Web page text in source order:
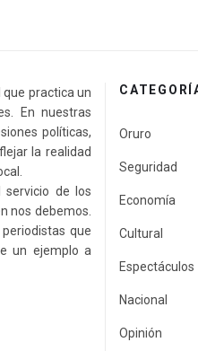
practica un
En nuestras
políticas,
la realidad
servicio de los
nos debemos.
que
un ejemplo a
Oruro
Seguridad
Economía
Cultural
Espectáculos
Nacional
Opinión